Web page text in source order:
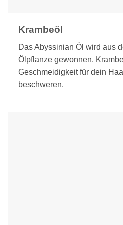
Krambeöl
Das Abyssinian Öl wird aus
Ölpflanze gewonnen.
Geschmeidigkeit für dein
beschweren.